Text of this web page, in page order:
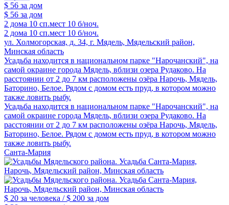
$ 56 за дом
$ 56 за дом
2 дома 10 сп.мест 10 б/ноч.
2 дома 10 сп.мест 10 б/ноч.
ул. Холмогорская, д. 34, г. Мядель, Мядельский район,
Минская область
Усадьба находится в национальном парке "Нарочанский", на
самой окраине города Мядель, вблизи озера Рудаково. На
расстоянии от 2 до 7 км расположены озёра Нарочь, Мядель,
Баторино, Белое. Рядом с домом есть пруд, в котором можно
также ловить рыбу.
Усадьба находится в национальном парке "Нарочанский", на
самой окраине города Мядель, вблизи озера Рудаково. На
расстоянии от 2 до 7 км расположены озёра Нарочь, Мядель,
Баторино, Белое. Рядом с домом есть пруд, в котором можно
также ловить рыбу.
Санта-Мария
$ 20 за человека /$ 200 за дом